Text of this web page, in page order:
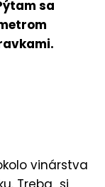
sa
vinárstva